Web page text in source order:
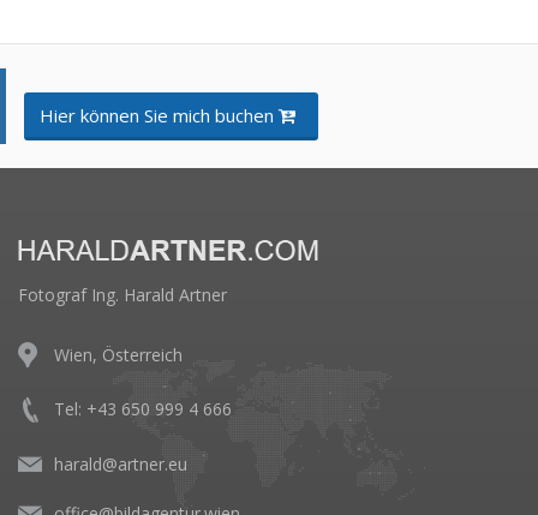
Hier können Sie mich buchen
Fotograf Ing. Harald Artner
Wien, Österreich
Tel: +43 650 999 4 666
harald@artner.eu